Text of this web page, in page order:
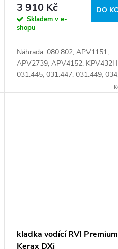
3 910 Kč
Skladem v e-
shopu
DO
Náhrada: 080.802, APV1151,
APV2739, APV4152,
031.445, 031.447, 031.449,
10PK1512, 7485124525,
kladka vodící RVI
Kerax DXi